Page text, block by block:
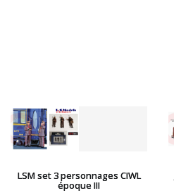
LSM set 3 personnages CIWL
époque III